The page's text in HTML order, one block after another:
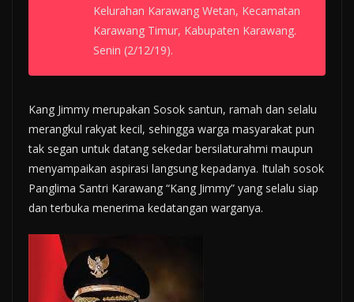
Kelurahan Karawang Wetan, Kecamatan
Karawang Timur, Kabupaten Karawang.
Senin (2/12/19).
Kang Jimmy merupakan Sosok santun, ramah dan selalu
merangkul rakyat kecil, sehingga warga masyarakat pun
tak segan untuk datang sekedar bersilaturahmi maupun
menyampaikan aspirasi langsung kepadanya. Itulah sosok
Panglima Santri Karawang “Kang Jimmy” yang selalu siap
dan terbuka menerima kedatangan warganya.